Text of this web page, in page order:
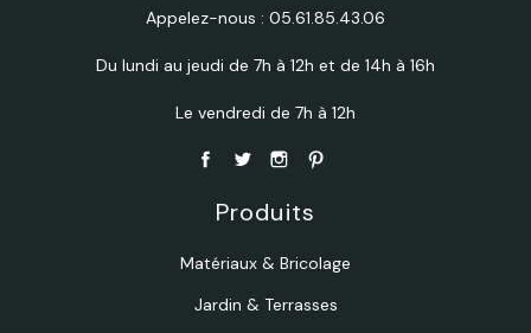
Appelez-nous : 05.61.85.43.06
Du lundi au jeudi de 7h à 12h et de 14h à 16h
Le vendredi de 7h à 12h
Produits
Matériaux & Bricolage
Jardin & Terrasses